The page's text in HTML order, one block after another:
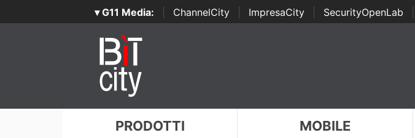
▾ G11 Media: ChannelCity ImpresaCity SecurityOpenLab
Awards
PRODOTTI MOBILE